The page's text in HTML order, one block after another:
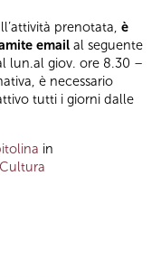
prenotata, è
email al seguente
lun.al giov. ore 8.30 –
è necessario
tutti i giorni dalle
in